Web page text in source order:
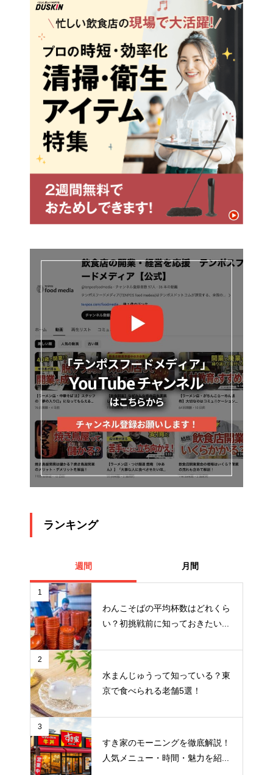
ランキング
週間 月間
1
わんこそばの平均杯数はどれくら
い？初挑戦前に知っておきたい...
2
水まんじゅうって知っている？東
京で食べられる老舗5選！
3
すき家のモーニングを徹底解説！
人気メニュー・時間・魅力を紹...